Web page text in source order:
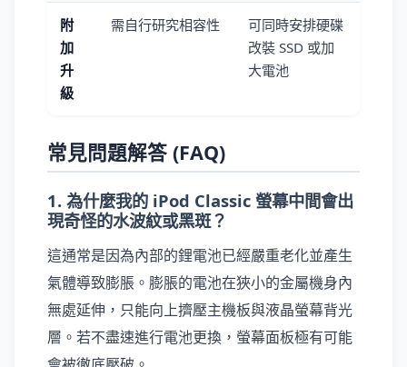
附
加
升
級
需自行研究相容性
可同時安排硬碟
改裝 SSD 或加
大電池
常見問題解答 (FAQ)
1. 為什麼我的 iPod Classic 螢幕中間會出
現奇怪的水波紋或黑斑？
這通常是因為內部的鋰電池已經嚴重老化並產生
氣體導致膨脹。膨脹的電池在狹小的金屬機身內
無處延伸，只能向上擠壓主機板與液晶螢幕背光
層。若不盡速進行電池更換，螢幕面板極有可能